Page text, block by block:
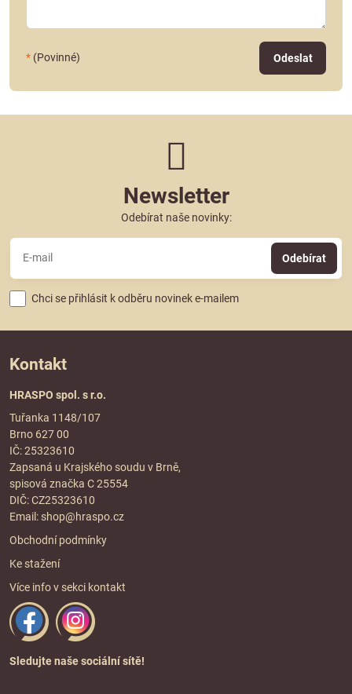
* (Povinné) Odeslat
Newsletter
Odebírat naše novinky:
Odebírat
Chci se přihlásit k odběru novinek e-mailem
Kontakt
HRASPO spol. s r.o.
Tuřanka 1148/107
Brno 627 00
IČ: 25323610
Zapsaná u Krajského soudu v Brně,
spisová značka C 25554
DIČ: CZ25323610
Email: shop@hraspo.cz
Obchodní podmínky
Ke stažení
Více info v sekci kontakt
Sledujte naše sociální sítě!